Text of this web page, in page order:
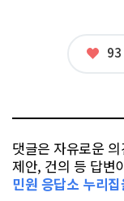
좋
93
댓글은 자유로운
제안, 건의 등 답변
민원 응답소 누리